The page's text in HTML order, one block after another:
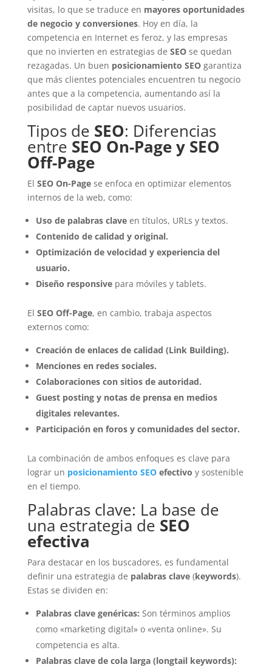
visitas, lo que se traduce en mayores oportunidades
de negocio y conversiones. Hoy en día, la
competencia en Internet es feroz, y las empresas
que no invierten en estrategias de SEOse quedan
rezagadas. Un buen posicionamiento SEOgarantiza
que más clientes potenciales encuentren tu negocio
antes que a la competencia, aumentando así la
posibilidad de captar nuevos usuarios.
Tipos de SEO: Diferencias
entre SEO On-Page y SEO
Off-Page
El SEO On-Pagese enfoca en optimizar elementos
internos de la web, como:
Uso de palabras claveen títulos, URLs y textos.
Contenido de calidad y original.
Optimización de velocidad y experiencia del
usuario.
Diseño responsivepara móviles y tablets.
El SEO Off-Page, en cambio, trabaja aspectos
externos como:
Creación de enlaces de calidad (Link Building).
Menciones en redes sociales.
Colaboraciones con sitios de autoridad.
Guest posting y notas de prensa en medios
digitales relevantes.
Participación en foros y comunidades del sector.
La combinación de ambos enfoques es clave para
lograr un posicionamiento SEOefectivo y sostenible
en el tiempo.
Palabras clave: La base de
una estrategia de SEO
efectiva
Para destacar en los buscadores, es fundamental
definir una estrategia de palabras clave(keywords).
Estas se dividen en:
Palabras clave genéricas: Son términos amplios
como «marketing digital» o «venta online». Su
competencia es alta.
Palabras clave de cola larga (longtail keywords):